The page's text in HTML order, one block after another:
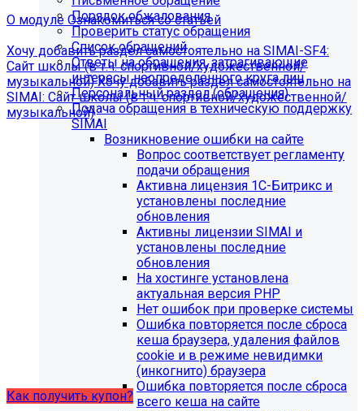
О модуле Ознакомиться со статьей
Хочу добавить раздел самостоятельно на SIMAI-SF4:
Сайт школы (в т.ч. спортивной/художественной/
музыкальной)Хочу добавить раздел самостоятельно на
SIMAI: Сайт школы (в т.ч. спортивной/художественной/
музыкальной)
Информация по появлению ошибки
[MP_LICENSE_VIOLATION] В вашу лицензию не входит
модуль SIMAI-SF4: Сведения об образовательной
организации (simai.sveden)
В связи с новыми требованиями Приказа 1493
Рособнадзора нами были внесены изменения в
поставку готовых решений для образовательных
Теперь в сборку готовых решений для образовательных
организаций входит модуль SIMAI-SF4: Сведения об
образовательной организации (simai.sveden). Для
корректной работы модуля необходимо активировать
Как получить купон?
Порядок обжалования
Проверить статус обращения
Список обращений
Ответы на обращения, затрагивающие
интересы неопределенного круга лиц
Персональный раздел (обращения)
Подача обращения в техническую поддержку
SIMAI
Возникновение ошибки на сайте
Вопрос соответствует регламенту
подачи обращения
Активна лицензия 1С-Битрикс и
установлены последние
обновления
Активны лицензии SIMAI и
установлены последние
обновления
На хостинге установлена
актуальная версия PHP
Нет ошибок при проверке системы
Ошибка повторяется после сброса
кеша браузера, удаления файлов
cookie и в режиме невидимки
(инкогнито) браузера
Ошибка повторяется после сброса
всего кеша на сайте